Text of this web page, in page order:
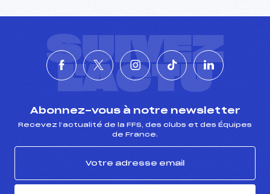
SUIVEZ
L'ACTU
Abonnez-vous à notre newsletter
Recevez l’actualité de la FFS, des clubs et des Équipes
de France.